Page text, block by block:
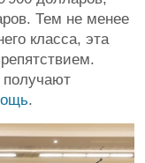
Тем не менее
класса, эта
получают
.